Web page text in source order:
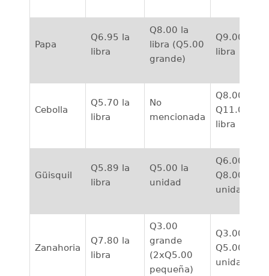
Papa
Q6.95 la
libra
Q8.00 la
libra (Q5.00
grande)
Q9.00 la
libra
Cebolla
Q5.70 la
libra
No
mencionada
Q8.00 a
Q11.00 la
libra
Güisquil
Q5.89 la
libra
Q5.00 la
unidad
Q6.00 a
Q8.00 la
unidad
Zanahoria
Q7.80 la
libra
Q3.00
grande
(2xQ5.00
pequeña)
Q3.00 a
Q5.00 la
unidad